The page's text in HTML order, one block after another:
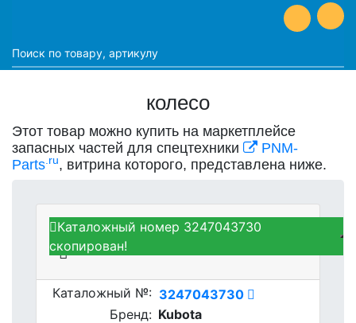
колесо
Этот товар можно купить на маркетплейсе
запасных частей для спецтехники
PNM-
Parts.ru, витрина которого, представлена ниже.
Kubota 3247043730 - WHEEL
Каталожный №: 3247043730
Бренд: Kubota
Каталожный номер 3247043730
скопирован!